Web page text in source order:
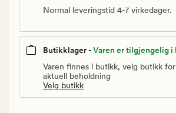
Normal leveringstid 4-7 virkedager.
Butikklager -Varen er tilgjengelig i
Varen finnes i butikk, velg butikk for
aktuell beholdning
Velg butikk